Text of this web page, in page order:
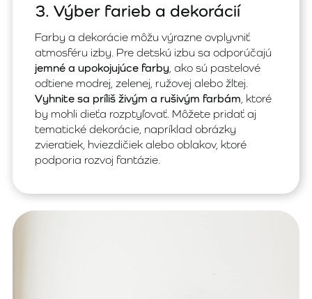
3. Výber farieb a dekorácií
Farby a dekorácie môžu výrazne ovplyvniť
atmosféru izby. Pre detskú izbu sa odporúčajú
jemné a upokojujúce farby, ako sú pastelové
odtiene modrej, zelenej, ružovej alebo žltej.
Vyhnite sa príliš živým a rušivým farbám, ktoré
by mohli dieťa rozptyľovať. Môžete pridať aj
tematické dekorácie, napríklad obrázky
zvieratiek, hviezdičiek alebo oblakov, ktoré
podporia rozvoj fantázie.